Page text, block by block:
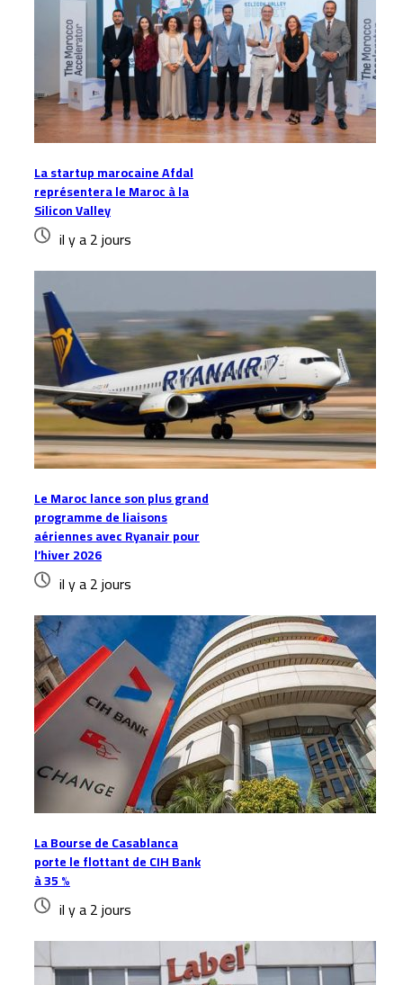
La startup marocaine Afdal
représentera le Maroc à la
Silicon Valley
il y a 2 jours
Le Maroc lance son plus grand
programme de liaisons
aériennes avec Ryanair pour
l’hiver 2026
il y a 2 jours
La Bourse de Casablanca
porte le flottant de CIH Bank
à 35 %
il y a 2 jours